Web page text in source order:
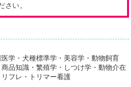
さい。
学・犬種標準学・美容学・動物飼育
品知識・繁殖学・しつけ学・動物介在
フレ・トリマー看護